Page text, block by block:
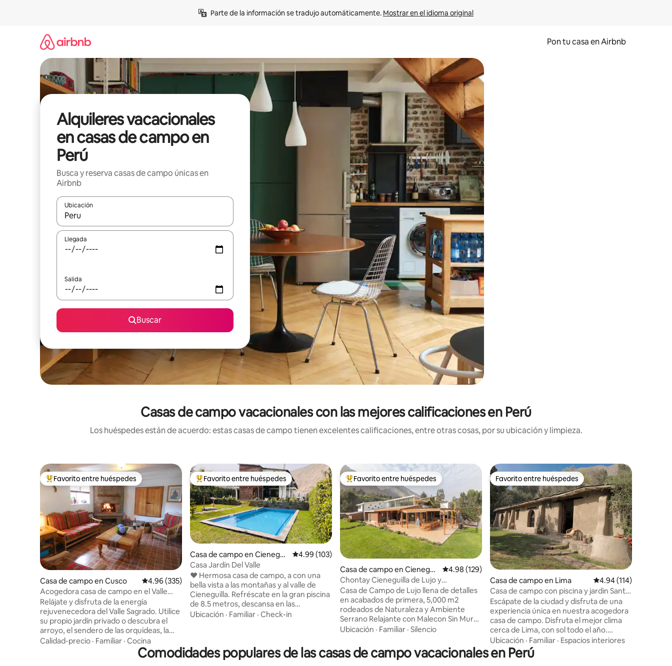
Parte de la información se tradujo automáticamente. Mostrar en el idioma original
Pon tu casa en Airbnb
Alquileres vacacionales
en casas de campo en
Perú
Busca y reserva casas de campo únicas en
Airbnb
Ubicación
Cuando los resultados estén disponibles, navega con las teclas de flecha hacia arriba y hacia abajo o explora con el tacto o desliza el dedo.
Llegada
Salida
Buscar
Casas de campo vacacionales con las mejores calificaciones en Perú
Los huéspedes están de acuerdo: estas casas de campo tienen excelentes calificaciones, entre otras cosas, por su ubicación y limpieza.
Favorito entre huéspedes preferido
Favorito entre huéspedes
Casa de campo en Cusco Calificación promedio: 4.96 de 5, 335 reseñas
4.96 (335)
Acogedora casa de campo en el Valle
Sagrado de Urubamba, Cuzco
Relájate y disfruta de la energía
rejuvenecedora del Valle Sagrado. Utilice
su propio jardín privado o descubra el
arroyo, el sendero de las orquídeas, la
fogata y la zona de la piscina. Las familias
son bienvenidas; los niños disfrutan de la
casa del árbol, la zona de voleibol y la
Calidad-precio · Familiar · Cocina
Favorito entre huéspedes preferido
Favorito entre huéspedes
Casa de campo en Cieneguil
la
Calificación promedio: 4.99 de 5, 103 reseñas
4.99 (103)
Casa Jardín Del Valle
❤️ Hermosa casa de campo, a con una
bella vista a las montañas y al valle de
Cieneguilla. Refréscate en la gran piscina
de 8.5 metros, descansa en las
perezosas, en las tumbonas o por qué no
sociales y de relajo. Cuenta con una
moderna cocina de chef. En la sala se
Ubicación · Familiar · Check-in
Favorito entre huéspedes preferido
Favorito entre huéspedes
Casa de campo en Cieneguil
la
Calificación promedio: 4.98 de 5, 129 reseñas
4.98 (129)
Chontay Cieneguilla de Lujo y
Encantador !
Casa de Campo de Lujo llena de detalles
en acabados de primera, 5,000 m2
rodeados de Naturaleza y Ambiente
Serrano Relajante con Malecon Sin Muros
Perimétricos en Condominio Cerrado y
todas las fotos son para uso de los
huéspedes mucha diversión para niños,
Ubicación · Familiar · Silencio
Favorito entre huéspedes
Favorito entre huéspedes
Casa de campo en Lima Calificación promedio:
4.94 (114)
Casa de campo con piscina y jardin Santa
Eulalia
Escápate de la ciudad y disfruta de una
experiencia única en nuestra acogedora
casa de campo. Disfruta el mejor clima
cerca de Lima, con sol todo el año.
Piscina , jardín amplio , zona de parrilla y
horno de barro. Ubicada en un
condominio de solo 5 casas
Ubicación · Familiar · Espacios interiores
Comodidades populares de las casas de campo vacacionales en Perú